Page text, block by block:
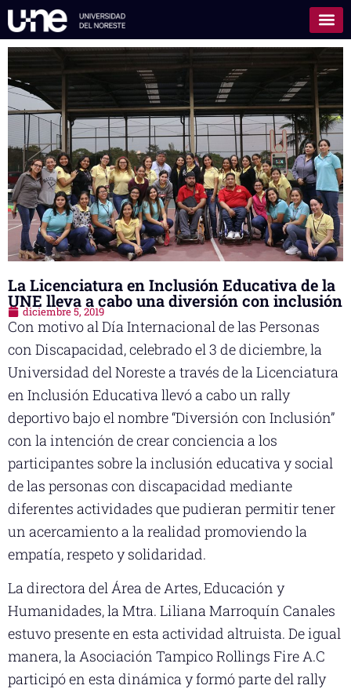
La Licenciatura en Inclusión Educativa de la
UNE lleva a cabo una diversión con inclusión
diciembre 5, 2019
Con motivo al Día Internacional de las Personas
con Discapacidad, celebrado el 3 de diciembre, la
Universidad del Noreste a través de la Licenciatura
en Inclusión Educativa llevó a cabo un rally
deportivo bajo el nombre “Diversión con Inclusión”
con la intención de crear conciencia a los
participantes sobre la inclusión educativa y social
de las personas con discapacidad mediante
diferentes actividades que pudieran permitir tener
un acercamiento a la realidad promoviendo la
empatía, respeto y solidaridad.
La directora del Área de Artes, Educación y
Humanidades, la Mtra. Liliana Marroquín Canales
estuvo presente en esta actividad altruista. De igual
manera, la Asociación Tampico Rollings Fire A.C
participó en esta dinámica y formó parte del rally